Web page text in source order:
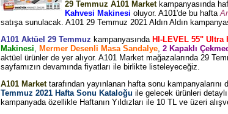
29 Temmuz A101 Marketkampanyasında
Kahvesi Makinesi oluyor. A101'de bu hafta
satışa sunulacak. A101 29 Temmuz 2021 Aldın Aldın
A101 Aktüel 29 Temmuz kampanyasında HI-LEVEL 55"
Makinesi, Mermer Desenli Masa Sandalye, 2 Kapaklı
aktüel ürünler de yer alıyor. A101 Market mağazalarında 29
sayfamızın devamında fiyatları ile birlikte listeleyeceğiz.
A101 Markettarafından yayınlanan hafta sonu
Temmuz 2021 Hafta Sonu Kataloğu ile gelecek ürünleri
kampanyada özellikle Haftanın Yıldızları ile 10 TL ve üzeri